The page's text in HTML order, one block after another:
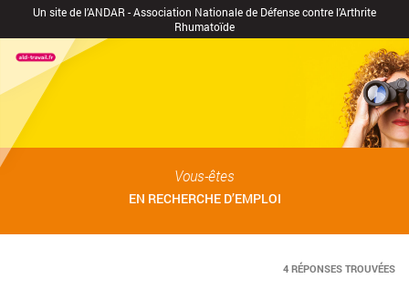
Un site de l’ANDAR - Association Nationale de Défense contre l’Arthrite
Rhumatoïde
Vous-êtes
EN RECHERCHE D’EMPLOI
4 RÉPONSES TROUVÉES